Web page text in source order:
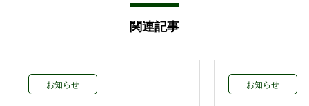
関連記事
お知らせ お知らせ